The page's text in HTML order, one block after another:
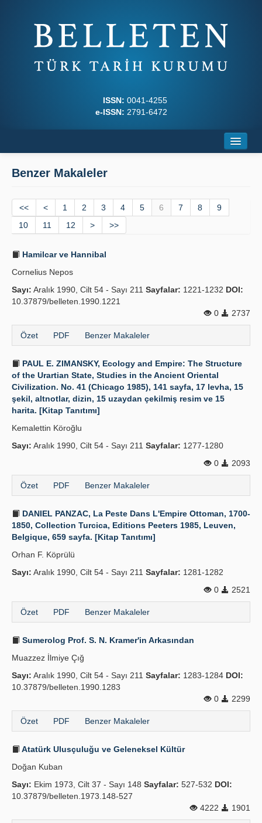
ISSN: 0041-4255
e-ISSN: 2791-6472
Dergi Kurulları
Yazım Kuralları
İlkeler
Yayın Politikaları
Kılavuzlar
İletişim
Benzer Makaleler
<< < 1 2 3 4 5 6 7 8
9
10
11 12 > >>
Hamilcar ve Hannibal
Cornelius Nepos
Sayı: Aralık 1990, Cilt 54 - Sayı 211 Sayfalar: 1221-1232 DOI:
10.37879/belleten.1990.1221
0
2737
Özet PDF Benzer Makaleler
PAUL E. ZIMANSKY, Ecology and Empire: The Structure
of the Urartian State, Studies in the Ancient Oriental
Civilization. No. 41 (Chicago 1985), 141 sayfa, 17 levha, 15
şekil, altnotlar, dizin, 15 uzaydan çekilmiş resim ve 15
harita. [Kitap Tanıtımı]
Kemalettin Köroğlu
Sayı: Aralık 1990, Cilt 54 - Sayı 211 Sayfalar: 1277-1280
0
2093
Özet PDF Benzer Makaleler
DANIEL PANZAC, La Peste Dans L'Empire Ottoman, 1700-
1850, Collection Turcica, Editions Peeters 1985, Leuven,
Belgique, 659 sayfa. [Kitap Tanıtımı]
Orhan F. Köprülü
Sayı: Aralık 1990, Cilt 54 - Sayı 211 Sayfalar: 1281-1282
0
2521
Özet PDF Benzer Makaleler
Sumerolog Prof. S. N. Kramer'in Arkasından
Muazzez İlmiye Çığ
Sayı: Aralık 1990, Cilt 54 - Sayı 211 Sayfalar: 1283-1284 DOI:
10.37879/belleten.1990.1283
0
2299
Özet PDF Benzer Makaleler
Atatürk Ulusçuluğu ve Geleneksel Kültür
Doğan Kuban
Sayı: Ekim 1973, Cilt 37 - Sayı 148 Sayfalar: 527-532 DOI:
10.37879/belleten.1973.148-527
4222
1901